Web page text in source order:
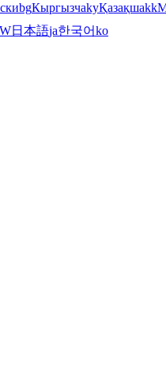
bgКыргызчаkyҚазақшаkk
日本語ja한국어ko